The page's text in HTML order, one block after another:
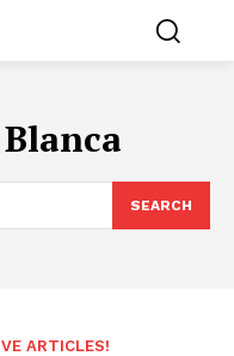
SEARCH
ARTICLES!